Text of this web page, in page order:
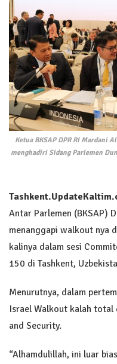
Ketua BKSAP DPR RI Mardani
menghadiri Sidang Parlemen
Tashkent
Antar Parlemen (BKSAP)
menanggapi walkout nya
kalinya dalam sesi
150 di Tashkent,
Menurutnya, dalam
Israel Walkout kalah total
and Security.
“Alhamdulillah, ini luar